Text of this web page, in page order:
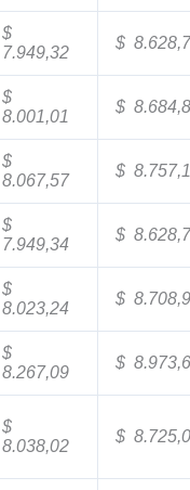
$
7.949,32
$
$
8.001,01
$
$
8.067,57
$
$
7.949,34
$
$
8.023,24
$
$
8.267,09
$
$
8.038,02
$